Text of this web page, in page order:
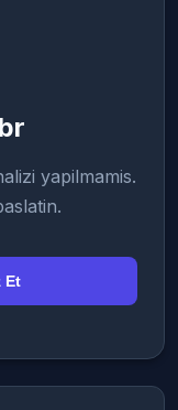
yapilmamis.
Et